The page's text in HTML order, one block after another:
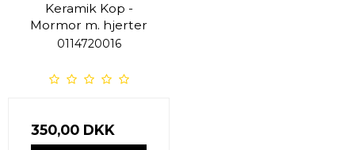
Keramik Kop -
Mormor m. hjerter
0114720016
350,00 DKK